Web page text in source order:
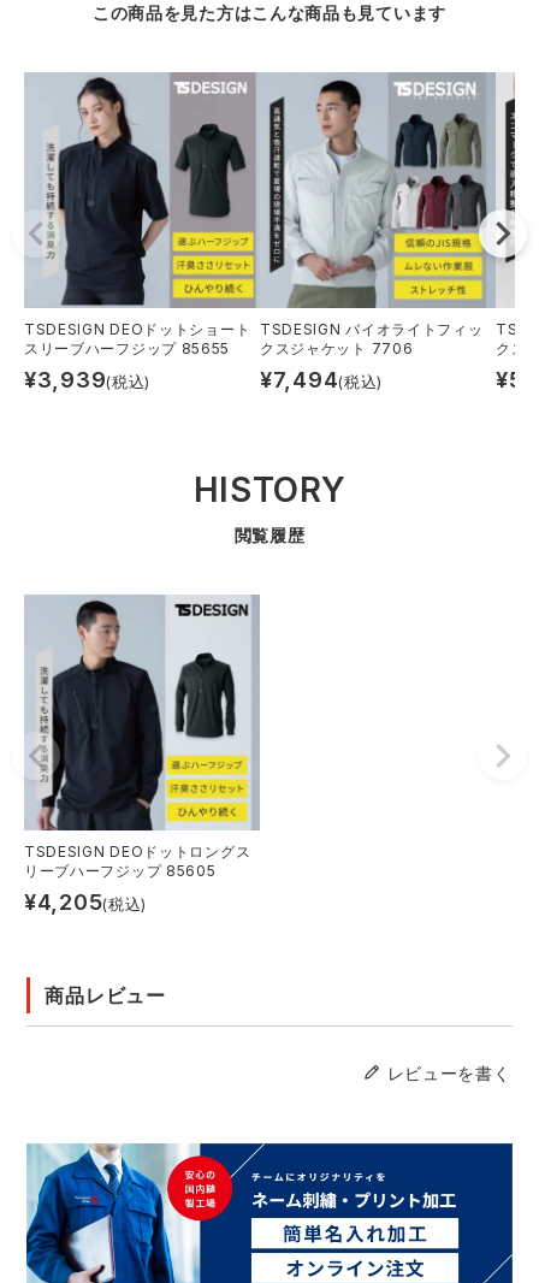
この商品を見た方はこんな商品も見ています
TSDESIGN DEOドットショート
スリーブハーフジップ 85655
¥3,939(税込)
TSDESIGN バイオライトフィッ
クスジャケット 7706
¥7,494(税込)
クス
¥
HISTORY
閲覧履歴
TSDESIGN DEOドットロングス
リーブハーフジップ 85605
¥4,205(税込)
商品レビュー
レビューを書く